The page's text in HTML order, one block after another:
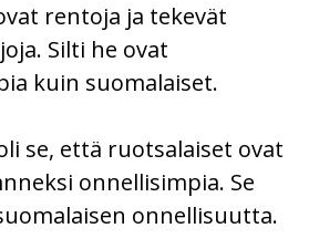
rentoja ja tekevät
Silti he ovat
kuin suomalaiset.
se, että ruotsalaiset ovat
onnellisimpia. Se
onnellisuutta.